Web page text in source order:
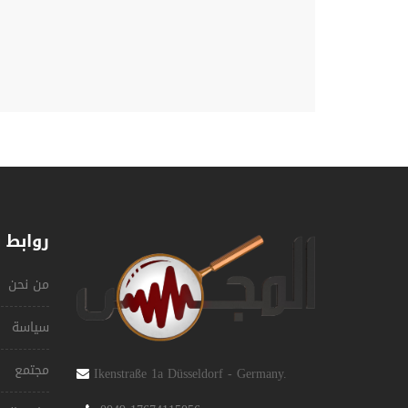
Ikenstraße 1a Düsseldorf - Germany.
من نحن
سياسة
مجتمع